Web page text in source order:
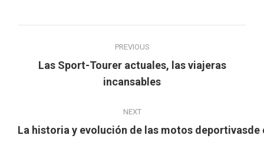
navigation
PREVIOUS
Previous
post:
Las Sport-Tourer actuales, las viajeras
incansables
NEXT
Next
La historia y evolución de las motos deportivasde